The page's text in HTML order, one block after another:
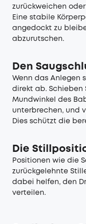
zurückweichen
Eine stabile
angedockt zu
abzurutschen.
Den
Wenn das Anlegen
direkt ab. Schieben
Mundwinkel des
unterbrechen, und
Dies schützt die
Die
Positionen wie die
zurückgelehnte
dabei helfen, den
verteilen.